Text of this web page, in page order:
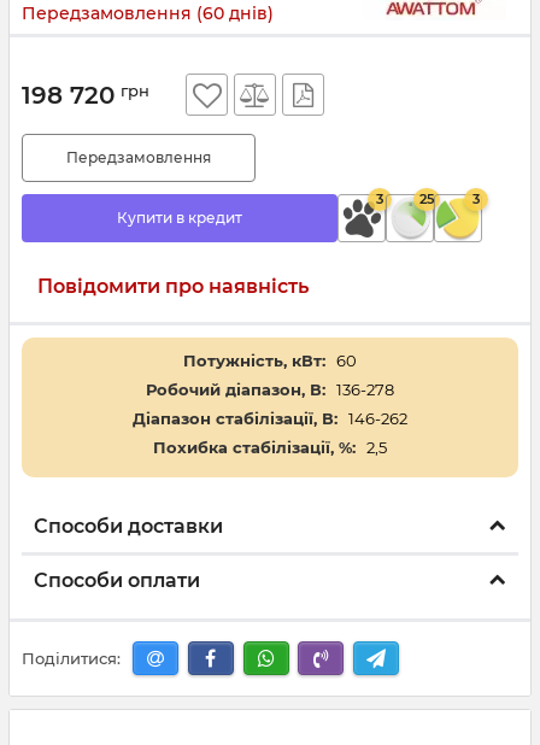
Передзамовлення (60 днів)
198 720 грн
Передзамовлення
Купити в кредит
3 25 3
Повідомити про наявність
Потужність, кВт: 60
Робочий діапазон, В: 136-278
Діапазон стабілізації, В: 146-262
Похибка стабілізації, %: 2,5
Способи доставки
Способи оплати
Поділитися: